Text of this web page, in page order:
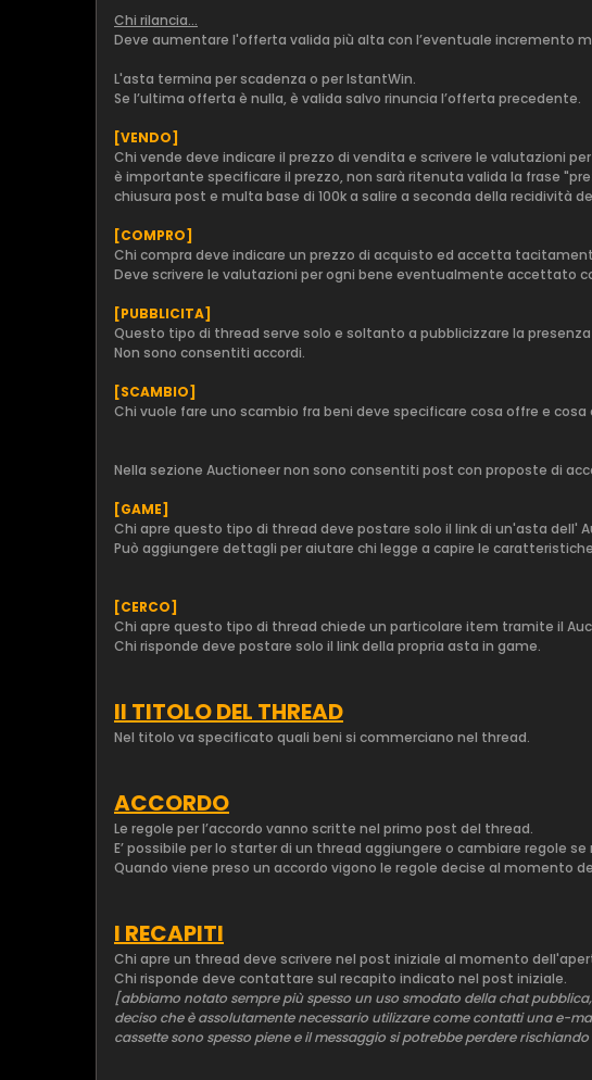
Chi rilancia...
Deve aumentare l'offerta valida più alta con l’eventuale incremento
L'asta termina per scadenza o per IstantWin.
Se l’ultima offerta è nulla, è valida salvo rinuncia l’offerta precedente.
[VENDO]
Chi vende deve indicare il prezzo di vendita e scrivere le valutazioni
è importante specificare il prezzo, non sarà ritenuta valida la frase
chiusura post e multa base di 100k a salire a seconda della recidività
[COMPRO]
Chi compra deve indicare un prezzo di acquisto ed accetta
Deve scrivere le valutazioni per ogni bene eventualmente accettato
[PUBBLICITA]
Questo tipo di thread serve solo e soltanto a pubblicizzare la
Non sono consentiti accordi.
[SCAMBIO]
Chi vuole fare uno scambio fra beni deve specificare cosa offre e cosa
Nella sezione Auctioneer non sono consentiti post con proposte di
[GAME]
Chi apre questo tipo di thread deve postare solo il link di un'asta dell'
Può aggiungere dettagli per aiutare chi legge a capire le
[CERCO]
Chi apre questo tipo di thread chiede un particolare item tramite il
Chi risponde deve postare solo il link della propria asta in game.
Il TITOLO DEL THREAD
Nel titolo va specificato quali beni si commerciano nel thread.
ACCORDO
Le regole per l’accordo vanno scritte nel primo post del thread.
E’ possibile per lo starter di un thread aggiungere o cambiare regole
Quando viene preso un accordo vigono le regole decise al momento
I RECAPITI
Chi apre un thread deve scrivere nel post iniziale al momento
Chi risponde deve contattare sul recapito indicato nel post iniziale.
[abbiamo notato sempre più spesso un uso smodato della chat
deciso che è assolutamente necessario utilizzare come contatti una e-
cassette sono spesso piene e il messaggio si potrebbe perdere